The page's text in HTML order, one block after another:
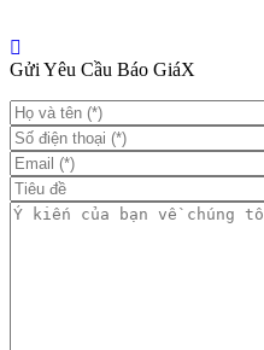
Gửi Yêu Cầu Báo GiáX